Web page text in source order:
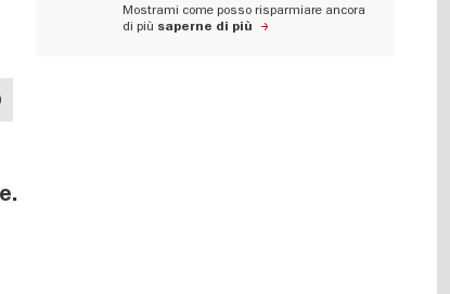
Mostrami come posso risparmiare ancora
di più saperne di più